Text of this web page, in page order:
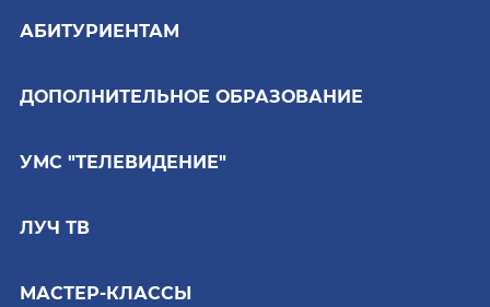
АБИТУРИЕНТАМ
ДОПОЛНИТЕЛЬНОЕ ОБРАЗОВАНИЕ
УМС "ТЕЛЕВИДЕНИЕ"
ЛУЧ ТВ
МАСТЕР-КЛАССЫ